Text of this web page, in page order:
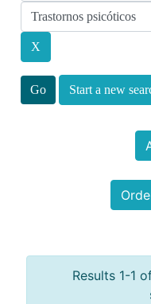
Start a new
Results 1-1